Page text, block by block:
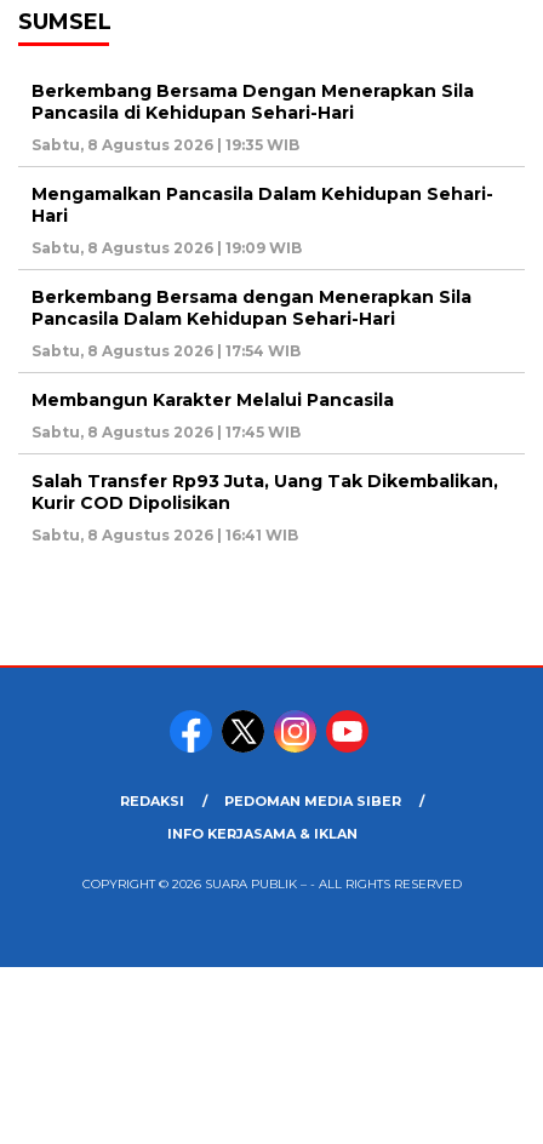
SUMSEL
Berkembang Bersama Dengan Menerapkan Sila
Pancasila di Kehidupan Sehari-Hari
Sabtu, 8 Agustus 2026 | 19:35 WIB
Mengamalkan Pancasila Dalam Kehidupan Sehari-
Hari
Sabtu, 8 Agustus 2026 | 19:09 WIB
Berkembang Bersama dengan Menerapkan Sila
Pancasila Dalam Kehidupan Sehari-Hari
Sabtu, 8 Agustus 2026 | 17:54 WIB
Membangun Karakter Melalui Pancasila
Sabtu, 8 Agustus 2026 | 17:45 WIB
Salah Transfer Rp93 Juta, Uang Tak Dikembalikan,
Kurir COD Dipolisikan
Sabtu, 8 Agustus 2026 | 16:41 WIB
REDAKSI
PEDOMAN MEDIA SIBER
INFO KERJASAMA & IKLAN
COPYRIGHT © 2026 SUARA PUBLIK – - ALL RIGHTS RESERVED